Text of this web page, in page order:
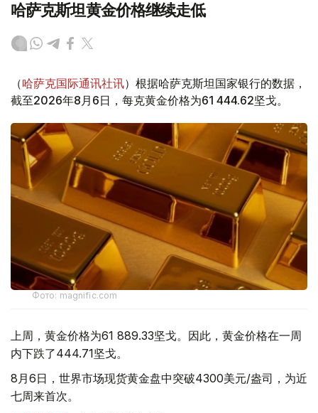
哈萨克斯坦黄金价格继续走低
（哈萨克国际通讯社讯）根据哈萨克斯坦国家银行的数据，
截至2026年8月6日，每克黄金价格为61 444.62坚戈。
Фото: magnific.com
上周，黄金价格为61 889.33坚戈。因此，黄金价格在一周
内下跌了444.71坚戈。
8月6日，世界市场现货黄金盘中突破4300美元/盎司，为近
七周来首次。